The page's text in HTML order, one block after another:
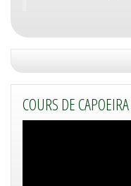
COURS DE